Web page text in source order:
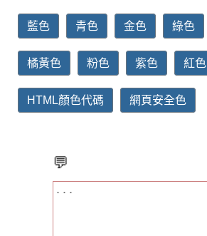
藍色 青色 金色 綠色
橘黃色 粉色 紫色 紅色
HTML顏色代碼 網頁安全色
💬